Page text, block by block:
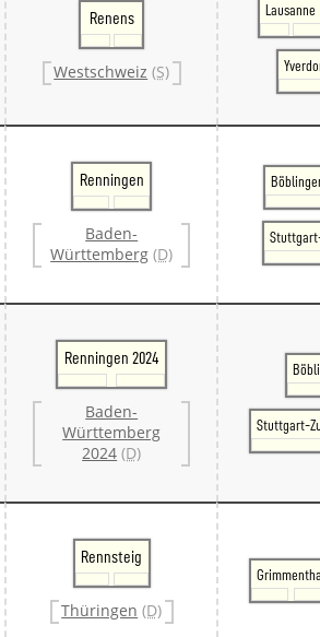
Renens
Westschweiz (S)
Lausanne
Renningen
Baden-
Württemberg (D)
Renningen 2024
Baden-
Württemberg
2024 (D)
Stuttgart-
Rennsteig
Thüringen (D)